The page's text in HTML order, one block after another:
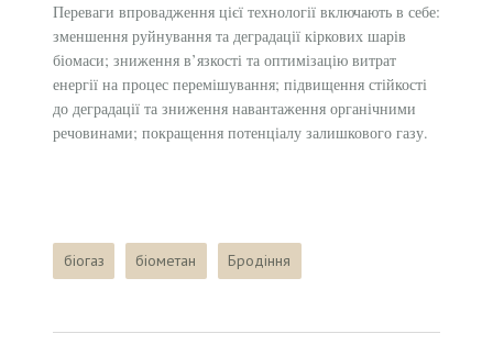
Переваги впровадження цієї технології включають в себе:
зменшення руйнування та деградації кіркових шарів
біомаси; зниження в’язкості та оптимізацію витрат
енергії на процес перемішування; підвищення стійкості
до деградації та зниження навантаження органічними
речовинами; покращення потенціалу залишкового газу.
біогаз біометан Бродіння